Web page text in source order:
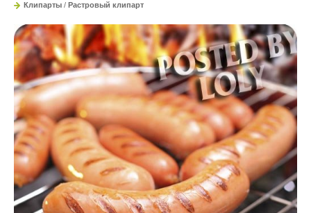
Клипарты / Растровый клипарт